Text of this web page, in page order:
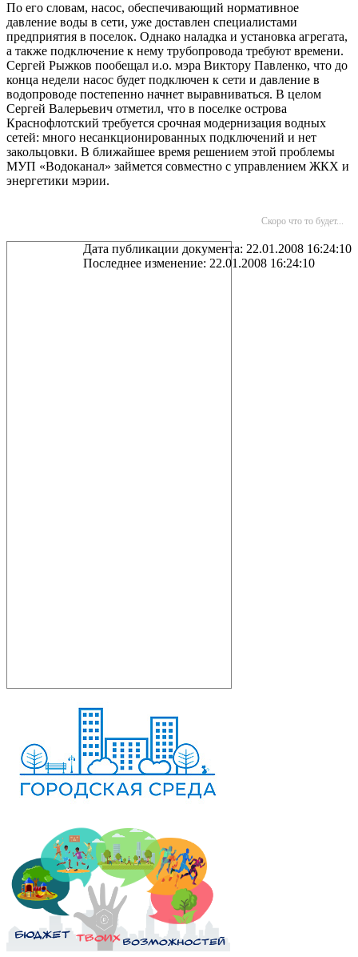
По его словам, насос, обеспечивающий нормативное
давление воды в сети, уже доставлен специалистами
предприятия в поселок. Однако наладка и установка агрегата,
а также подключение к нему трубопровода требуют времени.
Сергей Рыжков пообещал и.о. мэра Виктору Павленко, что до
конца недели насос будет подключен к сети и давление в
водопроводе постепенно начнет выравниваться. В целом
Сергей Валерьевич отметил, что в поселке острова
Краснофлотский требуется срочная модернизация водных
сетей: много несанкционированных подключений и нет
закольцовки. В ближайшее время решением этой проблемы
МУП «Водоканал» займется совместно с управлением ЖКХ и
энергетики мэрии.
Скоро что то будет...
Дата публикации документа: 22.01.2008 16:24:10
Последнее изменение: 22.01.2008 16:24:10